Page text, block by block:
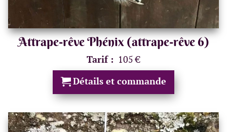
Attrape-rêve Phénix (attrape-rêve 6)
Tarif : 105 €
Détails et commande